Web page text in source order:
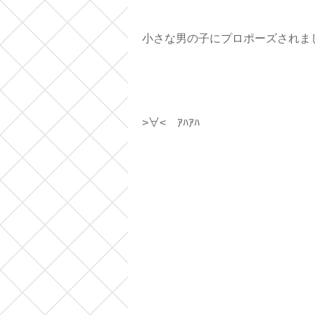
小さな男の子にプロポーズされ
>∀< ｱﾊｱﾊ